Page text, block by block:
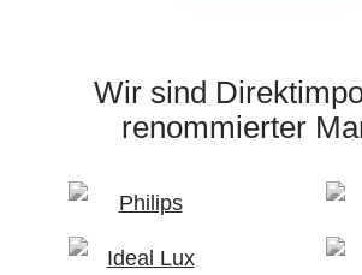
Wir sind
renommierter